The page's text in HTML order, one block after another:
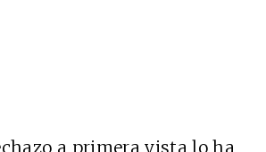
a primera vista lo ha